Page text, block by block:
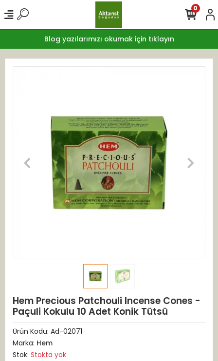
Blog yazılarımızı okumak için tıklayın
0
Hem Precious Patchouli Incense Cones -
Paçuli Kokulu 10 Adet Konik Tütsü
Ürün Kodu: Ad-02071
Marka: Hem
Stok: Stokta yok